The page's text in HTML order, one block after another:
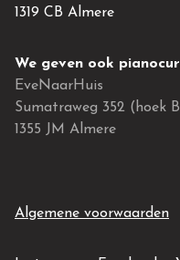
1319 CB Almere
We geven ook
EveNaarHuis
Sumatraweg 352 (hoek
1355 JM Almere
Algemene voorwaarden